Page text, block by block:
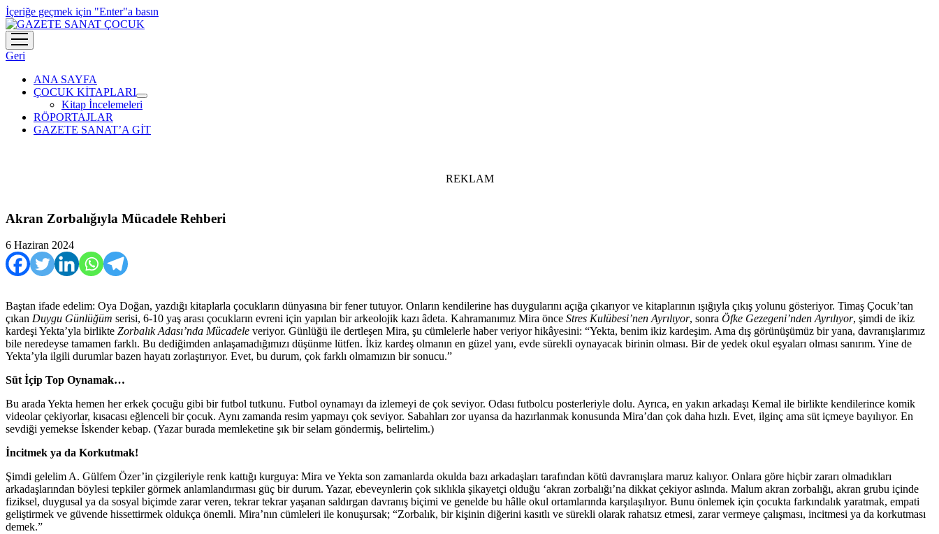
İçeriğe geçmek için "Enter"a basın
menüyü
aç
Geri
ANA SAYFA
ÇOCUK KİTAPLARI
menüyü
aç
Kitap İncelemeleri
RÖPORTAJLAR
GAZETE SANAT’A GİT
REKLAM
Akran Zorbalığıyla Mücadele Rehberi
6 Haziran 2024
Baştan ifade edelim: Oya Doğan, yazdığı kitaplarla çocukların dünyasına bir fener tutuyor. Onların kendilerine has duygularını açığa çıkarıyor ve kitaplarının ışığıyla çıkış yolunu gösteriyor. Timaş Çocuk’tan
çıkan Duygu Günlüğüm serisi, 6-10 yaş arası çocukların evreni için yapılan bir arkeolojik kazı âdeta. Kahramanımız Mira önce Stres Kulübesi’nen Ayrılıyor, sonra Öfke Gezegeni’nden Ayrılıyor, şimdi de ikiz
kardeşi Yekta’yla birlikte Zorbalık Adası’nda Mücadele veriyor. Günlüğü ile dertleşen Mira, şu cümlelerle haber veriyor hikâyesini: “Yekta, benim ikiz kardeşim. Ama dış görünüşümüz bir yana, davranışlarımız
bile neredeyse tamamen farklı. Bu dediğimden anlaşamadığımızı düşünme lütfen. İkiz kardeş olmanın en güzel yanı, evde sürekli oynayacak birinin olması. Bir de yedek okul eşyaları olması sanırım. Yine de
Yekta’yla ilgili durumlar bazen hayatı zorlaştırıyor. Evet, bu durum, çok farklı olmamızın bir sonucu.”
Süt İçip Top Oynamak…
Bu arada Yekta hemen her erkek çocuğu gibi bir futbol tutkunu. Futbol oynamayı da izlemeyi de çok seviyor. Odası futbolcu posterleriyle dolu. Ayrıca, en yakın arkadaşı Kemal ile birlikte kendilerince komik
videolar çekiyorlar, kısacası eğlenceli bir çocuk. Aynı zamanda resim yapmayı çok seviyor. Sabahları zor uyansa da hazırlanmak konusunda Mira’dan çok daha hızlı. Evet, ilginç ama süt içmeye bayılıyor. En
sevdiği yemekse İskender kebap. (Yazar burada memleketine şık bir selam göndermiş, belirtelim.)
İncitmek ya da Korkutmak!
Şimdi gelelim A. Gülfem Özer’in çizgileriyle renk kattığı kurguya: Mira ve Yekta son zamanlarda okulda bazı arkadaşları tarafından kötü davranışlara maruz kalıyor. Onlara göre hiçbir zararı olmadıkları
arkadaşlarından böylesi tepkiler görmek anlamlandırması güç bir durum. Yazar, ebeveynlerin çok sıklıkla şikayetçi olduğu ‘akran zorbalığı’na dikkat çekiyor aslında. Malum akran zorbalığı, akran grubu içinde
fiziksel, duygusal ya da sosyal biçimde zarar veren, tekrar tekrar yaşanan saldırgan davranış biçimi ve genelde bu hâlle okul ortamlarında karşılaşılıyor. Bunu önlemek için çocukta farkındalık yaratmak, empati
geliştirmek ve güvende hissettirmek oldukça önemli. Mira’nın cümleleri ile konuşursak; “Zorbalık, bir kişinin diğerini kasıtlı ve sürekli olarak rahatsız etmesi, zarar vermeye çalışması, incitmesi ya da korkutması
demek.”